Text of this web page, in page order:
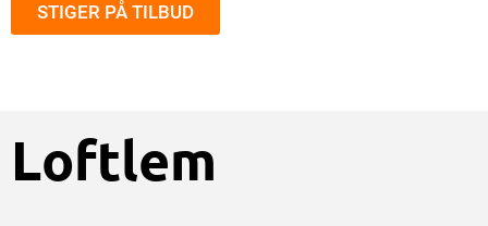
STIGER PÅ TILBUD
Loftlem